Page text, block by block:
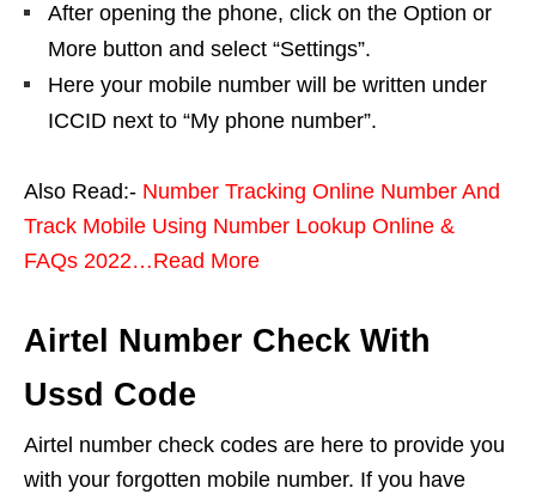
After opening the phone, click on the Option or
More button and select “Settings”.
Here your mobile number will be written under
ICCID next to “My phone number”.
Also Read:- Number Tracking Online Number And
Track Mobile Using Number Lookup Online &
FAQs 2022…Read More
Airtel Number Check With
Ussd Code
Airtel number check codes are here to provide you
with your forgotten mobile number. If you have